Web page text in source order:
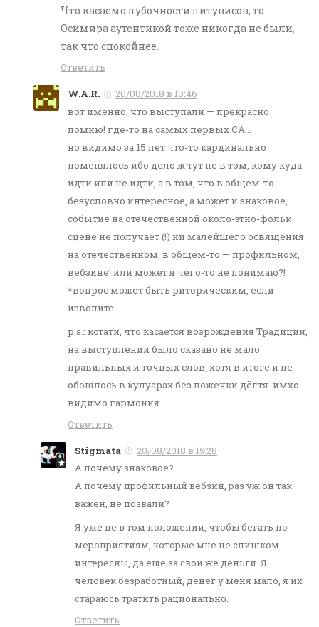
Что касаемо лубочности литувисов, то
Осимира аутентикой тоже никогда не были,
так что спокойнее.
Ответить
W.A.R.
20/08/2018 в 10:46
вот именно, что выступали — прекрасно
помню! где-то на самых первых CA…
но видимо за 15 лет что-то кардинально
поменялось ибо дело ж тут не в том, кому куда
идти или не идти, а в том, что в общем-то
безусловно интересное, а может и знаковое,
событие на отечественной около-этно-фольк
сцене не получает (!) ни малейшего освящения
на отечественном, в общем-то — профильном,
вебзине! или может я чего-то не понимаю?!
*вопрос может быть риторическим, если
изволите…
p.s.: кстати, что касается возрождения Традиции,
на выступлении было сказано не мало
правильных и точных слов, хотя в итоге и не
обошлось в кулуарах без ложечки дёгтя. имхо.
видимо гармония.
Ответить
Stigmata
20/08/2018 в 15:28
А почему знаковое?
А почему профильный вебзин, раз уж он так
важен, не позвали?
Я уже не в том положении, чтобы бегать по
мероприятиям, которые мне не слишком
интересны, да еще за свои же деньги. Я
человек безработный, денег у меня мало, я их
стараюсь тратить рационально.
Ответить